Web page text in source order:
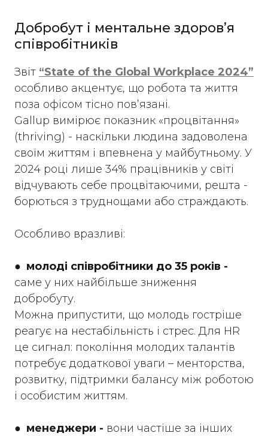
Добробут і ментальне здоров’я
співробітників
Звіт “State of the Global Workplace 2024”
особливо акцентує, що робота та життя
поза офісом тісно пов’язані.
Gallup вимірює показник «процвітання»
(thriving) - наскільки людина задоволена
своїм життям і впевнена у майбутньому. У
2024 році лише 34% працівників у світі
відчувають себе процвітаючими, решта -
борються з труднощами або страждають.
Особливо вразливі:
● молоді співробітники до 35 років -
саме у них найбільше зниження
добробуту.
Можна припустити, що молодь гостріше
реагує на нестабільність і стрес. Для HR
це сигнал: покоління молодих талантів
потребує додаткової уваги – менторства,
розвитку, підтримки балансу між роботою
і особистим життям.
● менеджери - вони частіше за інших